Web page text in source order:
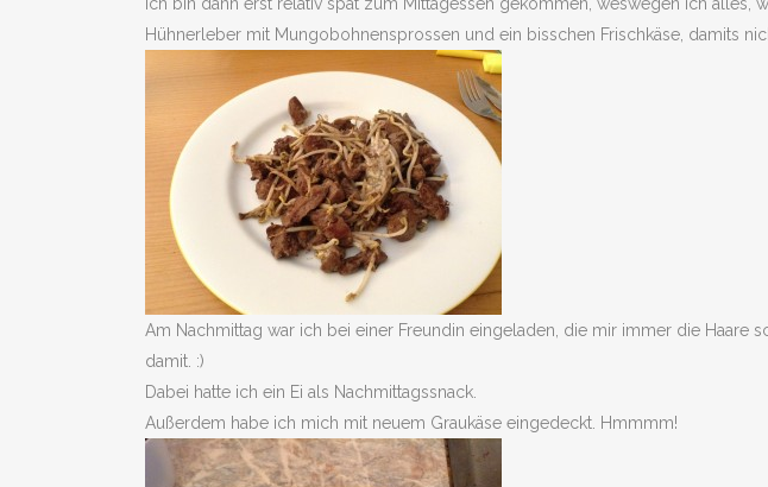
Hühnerleber mit Mungobohnensprossen und ein bisschen Frischkäse, damits
Am Nachmittag war ich bei einer Freundin eingeladen, die mir immer die
damit. :)
Dabei hatte ich ein Ei als Nachmittagssnack.
Außerdem habe ich mich mit neuem Graukäse eingedeckt. Hmmmm!